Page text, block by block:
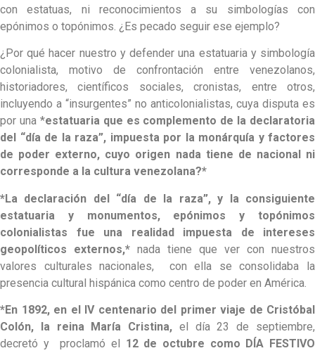
con estatuas, ni reconocimientos a su simbologías con
epónimos o topónimos. ¿Es pecado seguir ese ejemplo?
¿Por qué hacer nuestro y defender una estatuaria y simbología
colonialista, motivo de confrontación entre venezolanos,
historiadores, científicos sociales, cronistas, entre otros,
incluyendo a “insurgentes” no anticolonialistas, cuya disputa es
por una *estatuaria que es complemento de la declaratoria
del “día de la raza”, impuesta por la monárquía y factores
de poder externo, cuyo origen nada tiene de nacional ni
corresponde a la cultura venezolana?*
*La declaración del “día de la raza”, y la consiguiente
estatuaria y monumentos, epónimos y topónimos
colonialistas fue una realidad impuesta de intereses
geopolíticos externos,* nada tiene que ver con nuestros
valores culturales nacionales, con ella se consolidaba la
presencia cultural hispánica como centro de poder en América.
*En 1892, en el IV centenario del primer viaje de Cristóbal
Colón, la reina María Cristina, el día 23 de septiembre,
decretó y proclamó el 12 de octubre como DÍA FESTIVO